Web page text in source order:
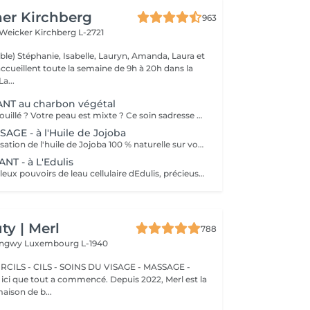
Kirchberg
963
Kirchberg L-2721
Stéphanie, Isabelle, Lauryn, Amanda, Laura et
toute la semaine de 9h à 20h dans la
bonne humeur ! La...
au charbon végétal
Votre teint est brouillé ? Votre peau est mixte ? Ce soin sadresse à vous. Votre peau est nettoyée par une exfoliation douce, sous vapeur, complétée par une extraction des comédons. Pour finir, lapplication dun masque purifie la zone médiane (front, nez, menton), et hydrate le reste de votre visage. Detoxifié et hydraté, votre visage retrouve un teint unifié et lumineux. Bénéfices : Detoxifié et hydraté, votre visage retrouve un teint unifié et lumineux.
- à l'Huile de Jojoba
Découvrez la sensation de l'huile de Jojoba 100 % naturelle sur votre peau. Nourrie, votre peau retrouve tout son confort. Libéré de ses tensions grâce aux mains habiles de notre esthéticienne, votre visage est détendu. Bénéfices : Nourrie, votre peau retrouve tout son confort.
- à L'Edulis
Profitez des fabuleux pouvoirs de leau cellulaire dEdulis, précieuse source dhydratation continue. Après la brumisation du Sérum concentré en eau cellulaire, le Masque Crème ressourçant se transforme en une texture soyeuse qui fond sur votre peau sous le délicat modelage de notre esthéticienne. Bénéfices : Gorgée deau, votre peau retrouve douceur, souplesse et éclat. Retrouvez le confort dune peau hydratée en continu.
| Merl
788
Luxembourg L-1940
- CILS - SOINS DU VISAGE - MASSAGE -
de b...